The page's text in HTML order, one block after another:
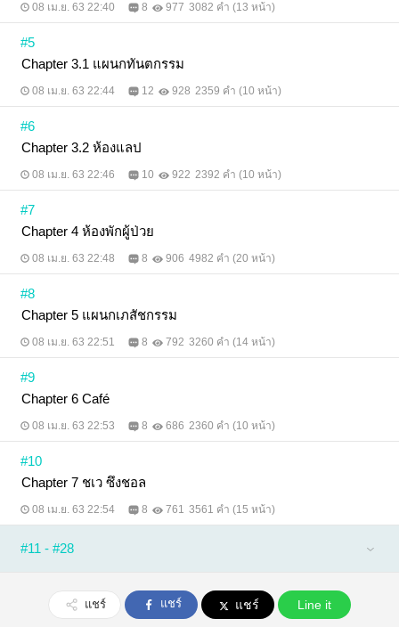
08 เม.ย. 63 22:40 8 977 3082 คำ (13 หน้า)
#5
Chapter 3.1 แผนกทันตกรรม
08 เม.ย. 63 22:44 12 928 2359 คำ (10 หน้า)
#6
Chapter 3.2 ห้องแลป
08 เม.ย. 63 22:46 10 922 2392 คำ (10 หน้า)
#7
Chapter 4 ห้องพักผู้ป่วย
08 เม.ย. 63 22:48 8 906 4982 คำ (20 หน้า)
#8
Chapter 5 แผนกเภสัชกรรม
08 เม.ย. 63 22:51 8 792 3260 คำ (14 หน้า)
#9
Chapter 6 Café
08 เม.ย. 63 22:53 8 686 2360 คำ (10 หน้า)
#10
Chapter 7 ชเว ซึงชอล
08 เม.ย. 63 22:54 8 761 3561 คำ (15 หน้า)
#11 - #28
แชร์ แชร์ แชร์ Line it